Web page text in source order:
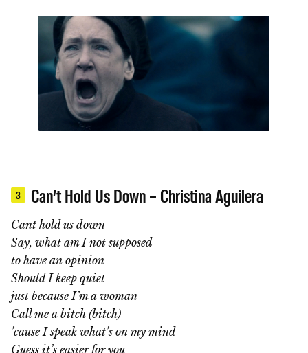
3 Can’t Hold Us Down – Christina Aguilera
Cant hold us down
Say, what am I not supposed
to have an opinion
Should I keep quiet
just because I’m a woman
Call me a bitch (bitch)
’cause I speak what’s on my mind
Guess it’s easier for you